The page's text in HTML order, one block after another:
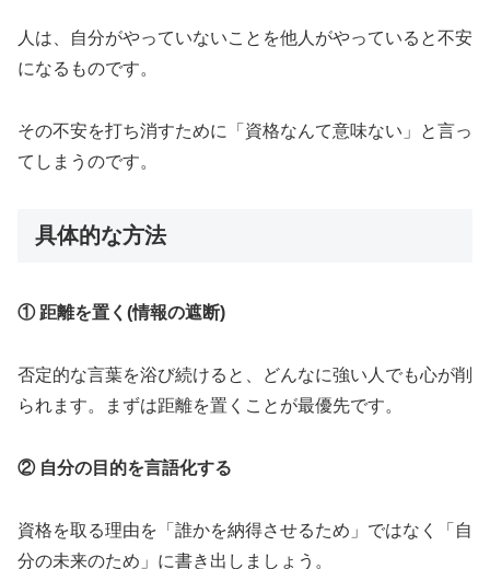
人は、自分がやっていないことを他人がやっていると不安
になるものです。
その不安を打ち消すために「資格なんて意味ない」と言っ
てしまうのです。
具体的な方法
① 距離を置く(情報の遮断)
否定的な言葉を浴び続けると、どんなに強い人でも心が削
られます。まずは距離を置くことが最優先です。
② 自分の目的を言語化する
資格を取る理由を「誰かを納得させるため」ではなく「自
分の未来のため」に書き出しましょう。